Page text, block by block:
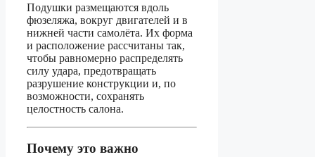
Подушки размещаются вдоль
фюзеляжа, вокруг двигателей и в
нижней части самолёта. Их форма
и расположение рассчитаны так,
чтобы равномерно распределять
силу удара, предотвращать
разрушение конструкции и, по
возможности, сохранять
целостность салона.
Почему это важно